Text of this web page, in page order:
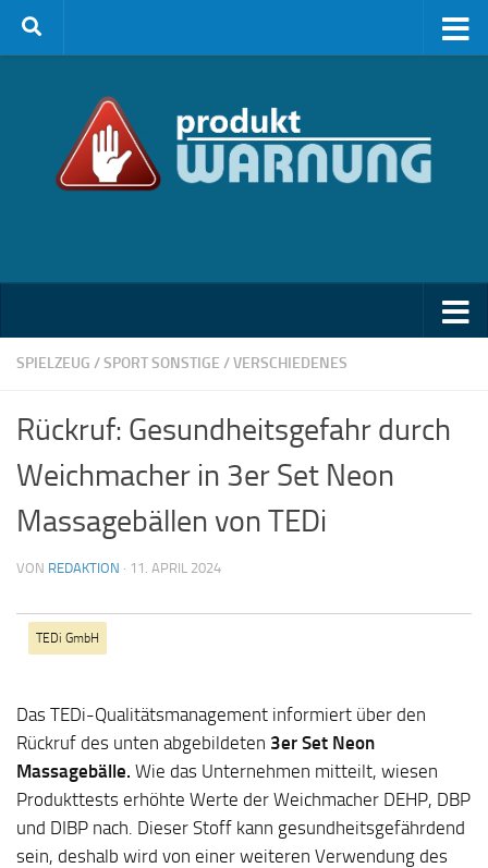
Zum Inhalt springen
SPIELZEUG /SPORT SONSTIGE /VERSCHIEDENES
Rückruf: Gesundheitsgefahr durch
Weichmacher in 3er Set Neon
Massagebällen von TEDi
VON REDAKTION · 11. APRIL 2024
TEDi GmbH
Das TEDi-Qualitätsmanagement informiert über den
Rückruf des unten abgebildeten 3er Set Neon
Massagebälle. Wie das Unternehmen mitteilt, wiesen
Produkttests erhöhte Werte der Weichmacher DEHP, DBP
und DIBP nach. Dieser Stoff kann gesundheitsgefährdend
sein, deshalb wird von einer weiteren Verwendung des